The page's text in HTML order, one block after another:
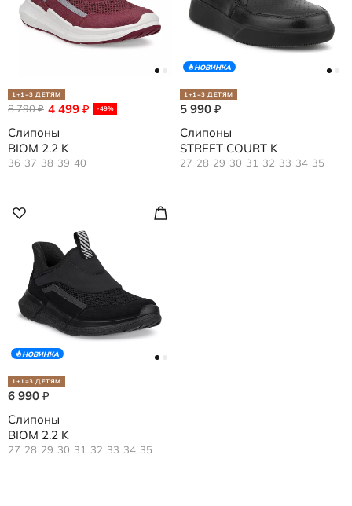
1+1=3 ДЕТЯМ
4 499 ₽ -49%
8 790₽
Слипоны
BIOM 2.2 K
36 37 38 39 40
НОВИНКА
1+1=3 ДЕТЯМ
5 990 ₽
Слипоны
STREET COURT K
27 28 29 30 31 32 33 34 35
НОВИНКА
1+1=3 ДЕТЯМ
6 990 ₽
Слипоны
BIOM 2.2 K
27 28 29 30 31 32 33 34 35